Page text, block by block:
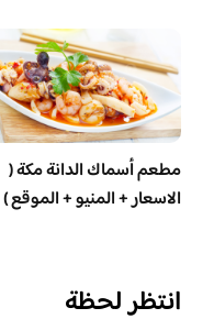
مطعم أسماك الدانة مكة (
الاسعار + المنيو + الموقع )
انتظر لحظة